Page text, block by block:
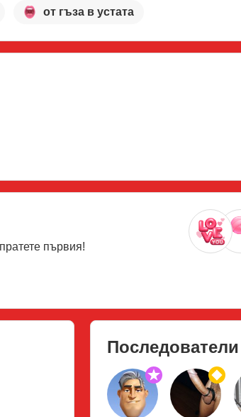
от гъза в устата
първия!
Последователи